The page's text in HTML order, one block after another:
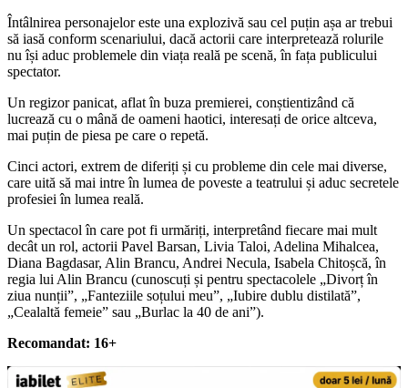
Întâlnirea personajelor este una explozivă sau cel puțin așa ar trebui
să iasă conform scenariului, dacă actorii care interpretează rolurile
nu își aduc problemele din viața reală pe scenă, în fața publicului
spectator.
Un regizor panicat, aflat în buza premierei, conștientizând că
lucrează cu o mână de oameni haotici, interesați de orice altceva,
mai puțin de piesa pe care o repetă.
Cinci actori, extrem de diferiți și cu probleme din cele mai diverse,
care uită să mai intre în lumea de poveste a teatrului și aduc secretele
profesiei în lumea reală.
Un spectacol în care pot fi urmăriți, interpretând fiecare mai mult
decât un rol, actorii Pavel Barsan, Livia Taloi, Adelina Mihalcea,
Diana Bagdasar, Alin Brancu, Andrei Necula, Isabela Chitoșcă, în
regia lui Alin Brancu (cunoscuți și pentru spectacolele „Divorț în
ziua nunții”, „Fanteziile soțului meu”, „Iubire dublu distilată”,
„Cealaltă femeie” sau „Burlac la 40 de ani”).
Recomandat: 16+